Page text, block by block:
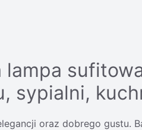
sypialni,
oraz dobrego gustu.